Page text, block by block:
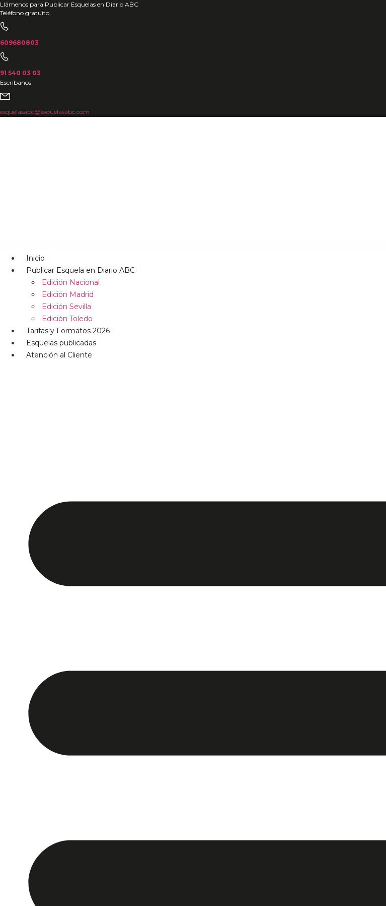
Ir
al
contenido
Llámenos para Publicar Esquelas en Diario ABC
Teléfono gratuito
609680803
91 540 03 03
Escríbanos
esquelasabc@esquelasabc.com
Inicio
Publicar Esquela en Diario ABC
Edición Nacional
Edición Madrid
Edición Sevilla
Edición Toledo
Tarifas y Formatos 2026
Esquelas publicadas
Atención al Cliente